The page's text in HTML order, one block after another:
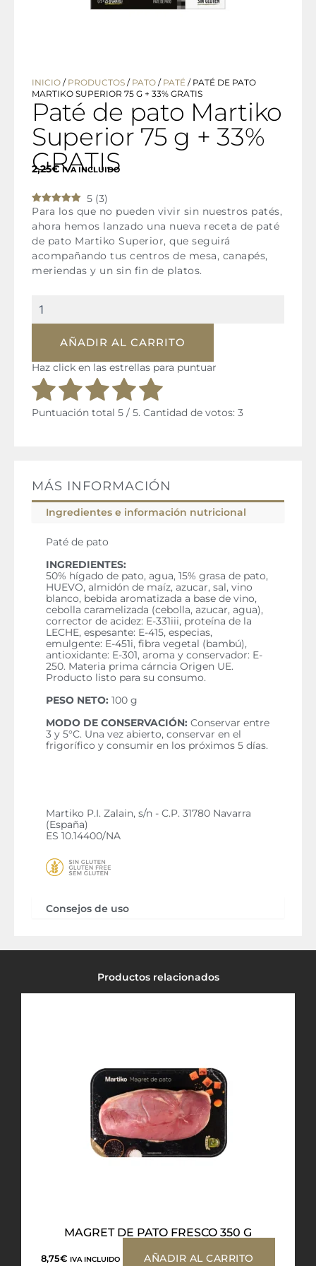
INICIO / PRODUCTOS / PATO / PATÉ / PATÉ DE PATO
MARTIKO SUPERIOR 75 G + 33% GRATIS
Paté de pato Martiko
Superior 75 g + 33%
GRATIS
2,25€ IVA INCLUIDO
5 (3)
Para los que no pueden vivir sin nuestros patés,
ahora hemos lanzado una nueva receta de paté
de pato Martiko Superior, que seguirá
acompañando tus centros de mesa, canapés,
meriendas y un sin fin de platos.
de
Martiko
75
g
+
33%
AÑADIR AL CARRITO
Haz click en las estrellas para puntuar
Puntuación total 5 / 5. Cantidad de votos: 3
MÁS INFORMACIÓN
Ingredientes e información nutricional
Consejos de uso
Paté de pato
INGREDIENTES:
50% hígado de pato, agua, 15% grasa de pato,
HUEVO, almidón de maíz, azucar, sal, vino
blanco, bebida aromatizada a base de vino,
cebolla caramelizada (cebolla, azucar, agua),
corrector de acidez: E-331iii, proteína de la
LECHE, espesante: E-415, especias,
emulgente: E-451i, fibra vegetal (bambú),
antioxidante: E-301, aroma y conservador: E-
250. Materia prima cárncia Origen UE.
Producto listo para su consumo.
PESO NETO: 100 g
MODO DE CONSERVACIÓN: Conservar entre
3 y 5°C. Una vez abierto, conservar en el
frigorífico y consumir en los próximos 5 días.
Martiko P.I. Zalain, s/n - C.P. 31780 Navarra
(España)
ES 10.14400/NA
Productos relacionados
MAGRET DE PATO FRESCO 350 G
8,75€ IVA INCLUIDO AÑADIR AL CARRITO